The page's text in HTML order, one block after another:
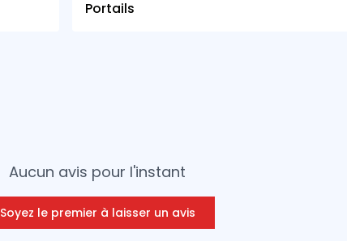
Portails
Aucun avis pour l'instant
Soyez le premier à laisser un avis